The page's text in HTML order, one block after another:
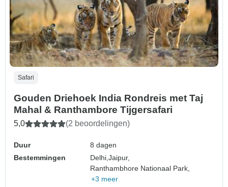
Safari
Gouden Driehoek India Rondreis met Taj
Mahal & Ranthambore Tijgersafari
5,0 (2 beoordelingen)
Duur
8 dagen
Bestemmingen
Delhi,Jaipur,
Ranthambhore Nationaal Park,
+3 meer